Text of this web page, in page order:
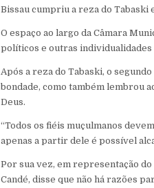
Bissau cumpriu a reza do
O espaço ao largo da Câmara
políticos e outras
Após a reza do Tabaski, o
bondade, como também lembrou
Deus.
“Todos os fiéis muçulmanos
apenas a partir dele é possível
Por sua vez, em representação
Candé, disse que não há razões